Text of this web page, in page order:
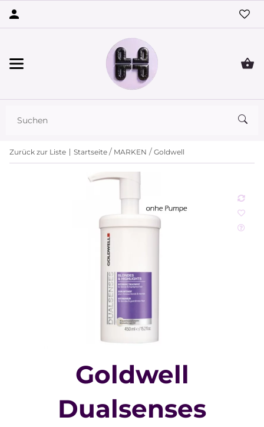
Zurück zur Liste Startseite MARKEN Goldwell
Goldwell
Dualsenses